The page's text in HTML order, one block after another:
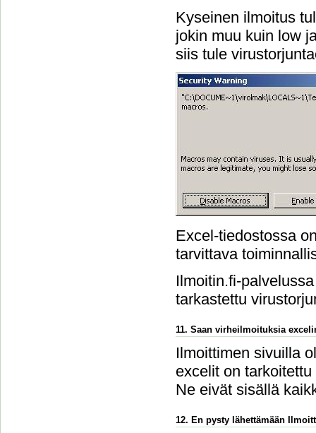
Kyseinen ilmoitus
jokin muu kuin low
siis tule
Excel-tiedostossa
tarvittava
Ilmoitin.fi-
tarkastettu
11. Saan virheilmoituksia
Ilmoittimen sivuilla
excelit on
Ne eivät sisällä
12. En pysty lähettämään